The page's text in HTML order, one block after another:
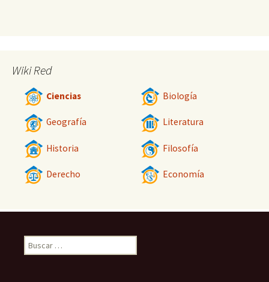
Wiki Red
Ciencias Biología
Geografía Literatura
Historia Filosofía
Derecho Economía
Buscar: